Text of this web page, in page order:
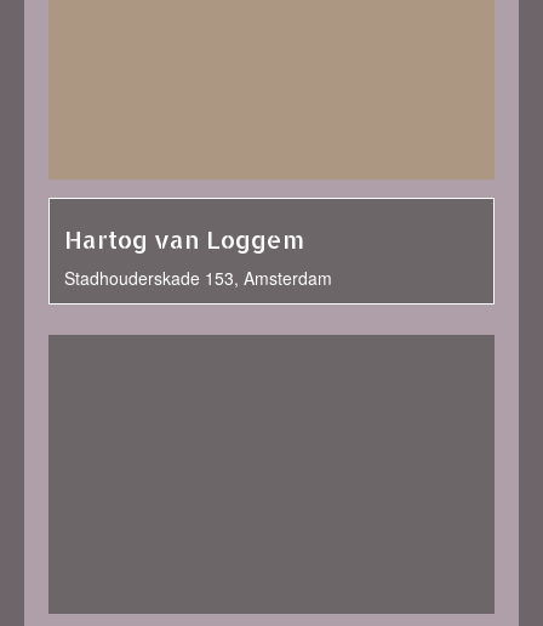
Hartog van Loggem
Stadhouderskade 153, Amsterdam